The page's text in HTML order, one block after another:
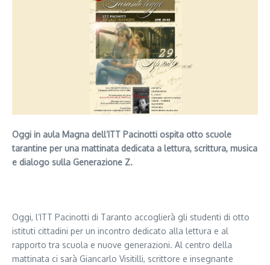
Oggi in aula Magna dell’ITT Pacinotti ospita otto scuole
tarantine per una mattinata dedicata a lettura, scrittura, musica
e dialogo sulla Generazione Z.
Oggi, l’ITT Pacinotti di Taranto accoglierà gli studenti di otto
istituti cittadini per un incontro dedicato alla lettura e al
rapporto tra scuola e nuove generazioni. Al centro della
mattinata ci sarà Giancarlo Visitilli, scrittore e insegnante